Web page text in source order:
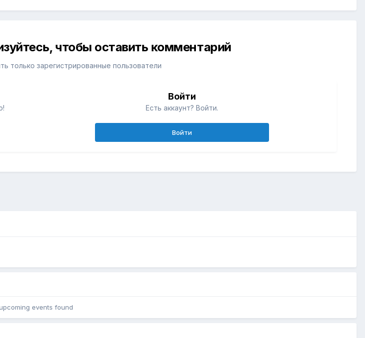
чтобы оставить комментарий
только зарегистрированные пользователи
Войти
Есть аккаунт? Войти.
Войти
events found